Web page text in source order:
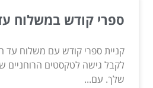
ספרי קודש במשלוח
קניית ספרי קודש עם משלוח עד
לקבל גישה לטקסטים הרוחניים
שלך. עם...